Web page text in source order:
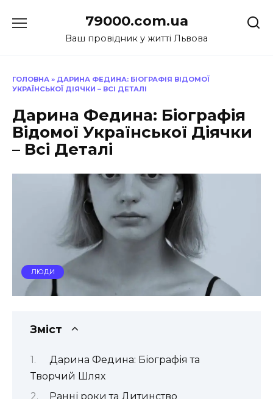
до
79000.com.ua
Ваш провідник у житті Львова
ГОЛОВНА » ДАРИНА ФЕДИНА: БІОГРАФІЯ ВІДОМОЇ
УКРАЇНСЬКОЇ ДІЯЧКИ – ВСІ ДЕТАЛІ
Дарина Федина: Біографія
Відомої Української Діячки
– Всі Деталі
ЛЮДИ
Зміст
Дарина Федина: Біографія та
Творчий Шлях
Ранні роки та Дитинство